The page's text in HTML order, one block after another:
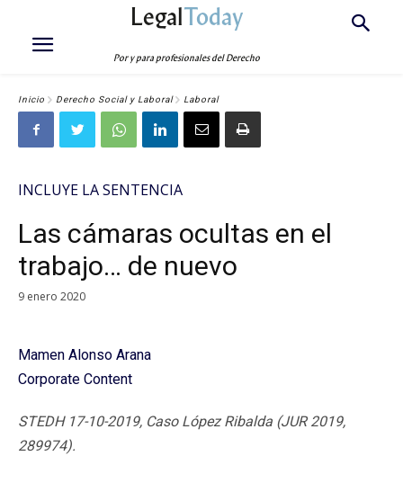
LegalToday
Por y para profesionales del Derecho
Inicio Derecho Social y Laboral Laboral
INCLUYE LA SENTENCIA
Las cámaras ocultas en el
trabajo… de nuevo
9 enero 2020
Mamen Alonso Arana
Corporate Content
STEDH 17-10-2019, Caso López Ribalda (JUR 2019,
289974).